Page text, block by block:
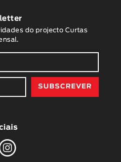
do projecto Curtas